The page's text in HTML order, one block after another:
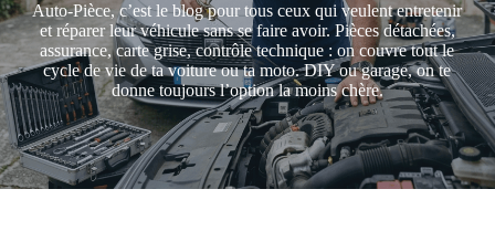
Auto-Pièce, c’est le blog pour tous ceux qui veulent entretenir
et réparer leur véhicule sans se faire avoir. Pièces détachées,
assurance, carte grise, contrôle technique : on couvre tout le
cycle de vie de ta voiture ou ta moto. DIY ou garage, on te
donne toujours l’option la moins chère.